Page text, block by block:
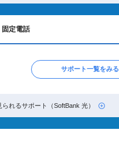
固定電話
サポート一覧をみる
られるサポート（SoftBank 光）